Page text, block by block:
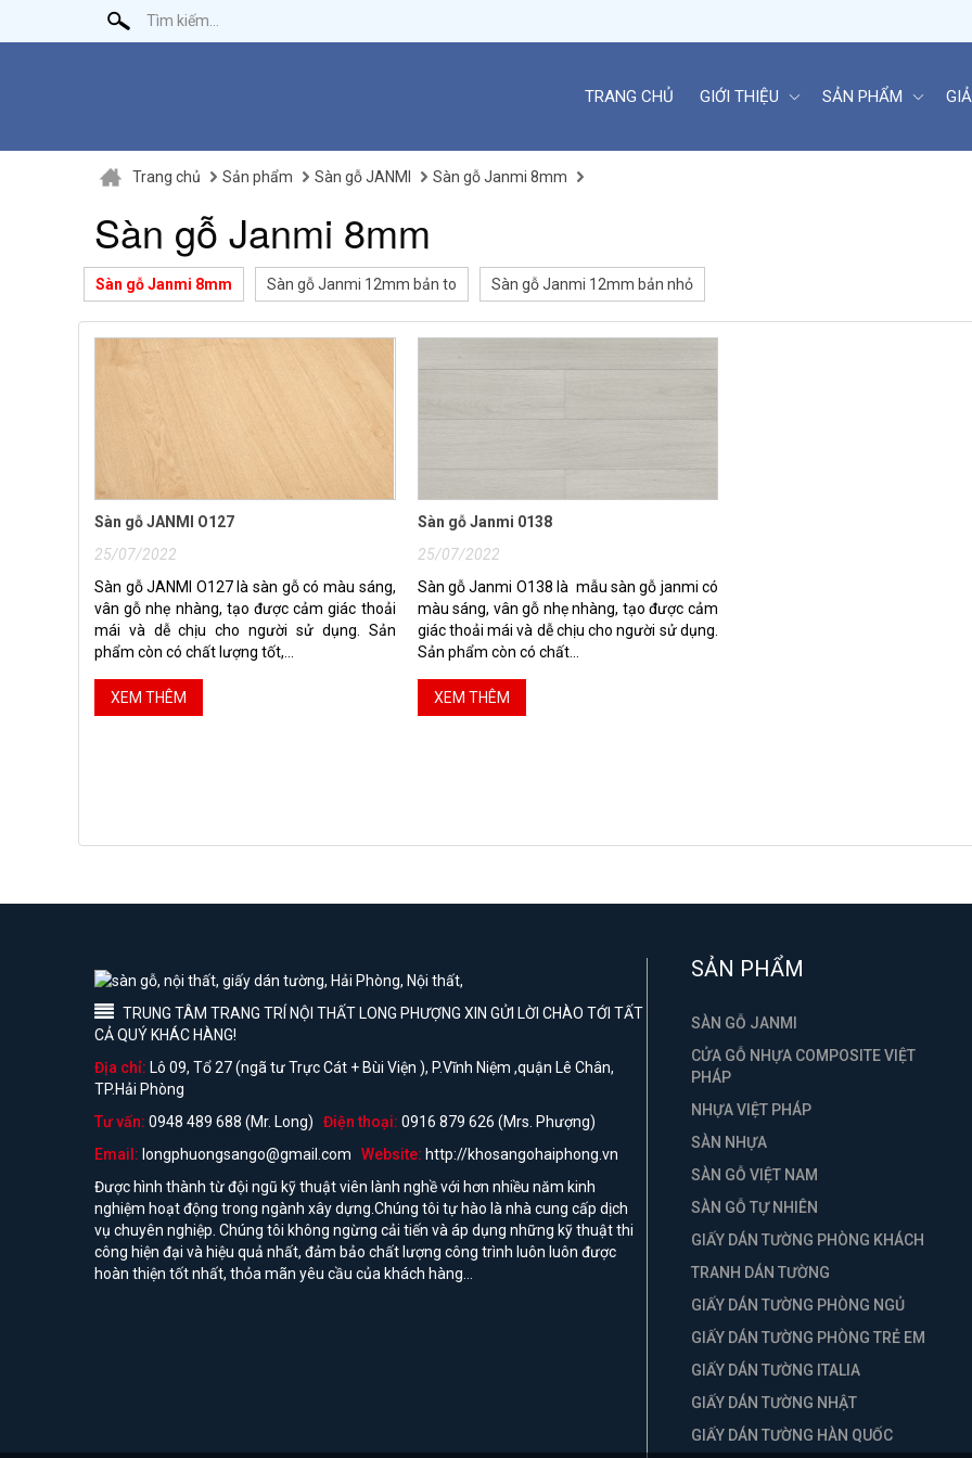
TRANG CHỦ GIỚI THIỆU SẢN PHẨM
Trang chủ Sản phẩm Sàn gỗ JANMI Sàn gỗ Janmi 8mm
Sàn gỗ Janmi 8mm
Sàn gỗ Janmi 8mm Sàn gỗ Janmi 12mm bản to Sàn gỗ Janmi 12mm bản nhỏ
Sàn gỗ JANMI O127
25/07/2022
Sàn gỗ JANMI O127 là sàn gỗ có màu sáng,
vân gỗ nhẹ nhàng, tạo được cảm giác thoải
mái và dễ chịu cho người sử dụng. Sản
phẩm còn có chất lượng tốt,...
XEM THÊM
Sàn gỗ Janmi 0138
25/07/2022
Sàn gỗ Janmi O138 là mẫu sàn gỗ janmi có
màu sáng, vân gỗ nhẹ nhàng, tạo được cảm
giác thoải mái và dễ chịu cho người sử dụng.
Sản phẩm còn có chất...
XEM THÊM
TRUNG TÂM TRANG TRÍ NỘI THẤT LONG PHƯỢNG XIN GỬI LỜI CHÀO TỚI TẤT
CẢ QUÝ KHÁC HÀNG!
Địa chỉ: Lô 09, Tổ 27 (ngã tư Trực Cát + Bùi Viện ), P.Vĩnh Niệm ,quận Lê Chân,
TP.Hải Phòng
Tư vấn: 0948 489 688 (Mr. Long) Điện thoại: 0916 879 626 (Mrs. Phượng)
Email: longphuongsango@gmail.com Website: http://khosangohaiphong.vn
Được hình thành từ đội ngũ kỹ thuật viên lành nghề với hơn nhiều năm kinh
nghiệm hoạt động trong ngành xây dựng.Chúng tôi tự hào là nhà cung cấp dịch
vụ chuyên nghiệp. Chúng tôi không ngừng cải tiến và áp dụng những kỹ thuật thi
công hiện đại và hiệu quả nhất, đảm bảo chất lượng công trình luôn luôn được
hoàn thiện tốt nhất, thỏa mãn yêu cầu của khách hàng...
SẢN PHẨM
SÀN GỖ JANMI
CỬA GỖ NHỰA COMPOSITE VIỆT
PHÁP
NHỰA VIỆT PHÁP
SÀN NHỰA
SÀN GỖ VIỆT NAM
SÀN GỖ TỰ NHIÊN
GIẤY DÁN TƯỜNG PHÒNG KHÁCH
TRANH DÁN TƯỜNG
GIẤY DÁN TƯỜNG PHÒNG NGỦ
GIẤY DÁN TƯỜNG PHÒNG TRẺ EM
GIẤY DÁN TƯỜNG ITALIA
GIẤY DÁN TƯỜNG NHẬT
GIẤY DÁN TƯỜNG HÀN QUỐC